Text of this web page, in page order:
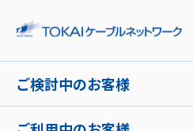
ご検討中のお客様